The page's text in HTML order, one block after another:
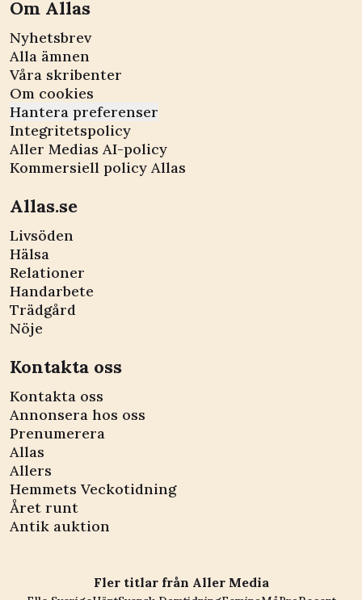
Om Allas
Nyhetsbrev
Alla ämnen
Våra skribenter
Om cookies
Hantera preferenser
Integritetspolicy
Aller Medias AI-policy
Kommersiell policy Allas
Allas.se
Livsöden
Hälsa
Relationer
Handarbete
Trädgård
Nöje
Kontakta oss
Kontakta oss
Annonsera hos oss
Prenumerera
Allas
Allers
Hemmets Veckotidning
Året runt
Antik auktion
Fler titlar från Aller Media